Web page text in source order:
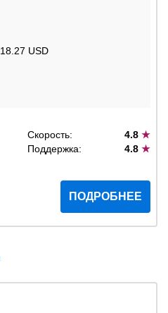
18.27 USD
Скорость: 4.8 ★
Поддержка: 4.8 ★
ПОДРОБНЕЕ